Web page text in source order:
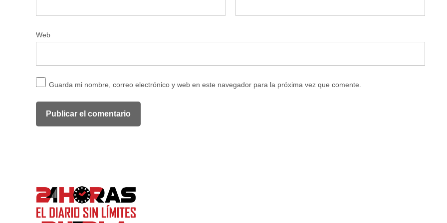
Web
Guarda mi nombre, correo electrónico y web en este navegador para la próxima vez que comente.